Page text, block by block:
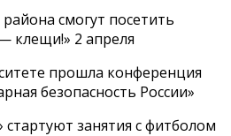
смогут посетить
клещи!» 2 апреля
прошла конференция
безопасность России»
занятия с фитболом